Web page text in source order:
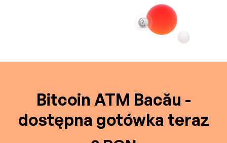
Bitcoin ATM Bacău -
dostępna gotówka teraz